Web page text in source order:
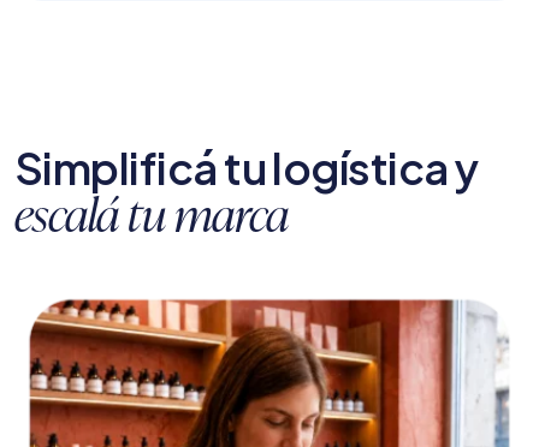
Simplificá tu logística y
escalá tu marca